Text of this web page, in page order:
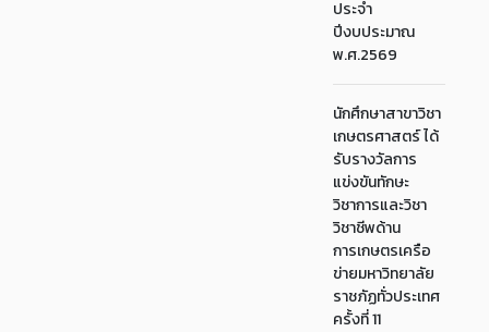
ประจำ
ปีงบประมาณ
พ.ศ.2569
นักศึกษาสาขาวิชา
เกษตรศาสตร์ ได้
รับรางวัลการ
แข่งขันทักษะ
วิชาการและวิชา
วิชาชีพด้าน
การเกษตรเครือ
ข่ายมหาวิทยาลัย
ราชภัฏทั่วประเทศ
ครั้งที่ 11